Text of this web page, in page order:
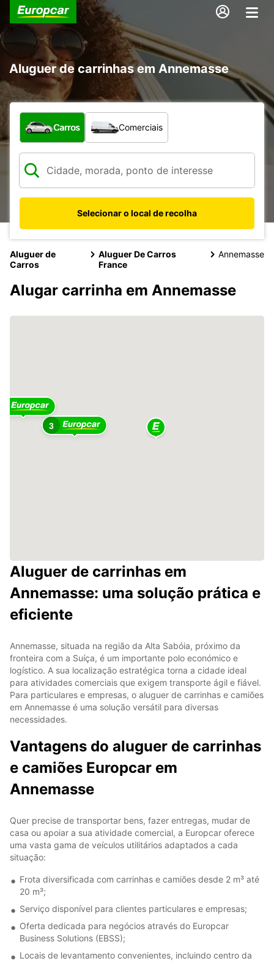
Aluguer de carrinhas em Annemasse
Que tipo de veículo pretende?
Carros Comerciais
Selecionar o local de recolha
Aluguer de
Carros
Aluguer De Carros
France
Annemasse
Alugar carrinha em Annemasse
3
Aluguer de carrinhas em
Annemasse: uma solução prática e
eficiente
Annemasse, situada na região da Alta Sabóia, próximo da
fronteira com a Suíça, é um importante polo económico e
logístico. A sua localização estratégica torna a cidade ideal
para atividades comerciais que exigem transporte ágil e fiável.
Para particulares e empresas, o aluguer de carrinhas e camiões
em Annemasse é uma solução versátil para diversas
necessidades.
Vantagens do aluguer de carrinhas
e camiões Europcar em
Annemasse
Quer precise de transportar bens, fazer entregas, mudar de
casa ou apoiar a sua atividade comercial, a Europcar oferece
uma vasta gama de veículos utilitários adaptados a cada
situação:
Frota diversificada com carrinhas e camiões desde 2 m³ até
20 m³;
Serviço disponível para clientes particulares e empresas;
Oferta dedicada para negócios através do Europcar
Business Solutions (EBSS);
Locais de levantamento convenientes, incluindo centro da